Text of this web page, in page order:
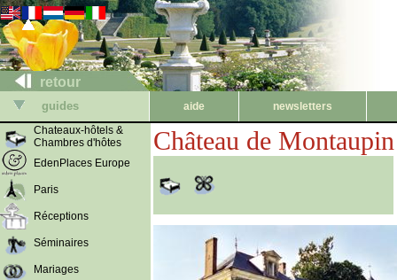
retour
guides aide
newsletters
Chateaux-hôtels &
Chambres d'hôtes
EdenPlaces Europe
Paris
Réceptions
Séminaires
Mariages
Château de Montaupin